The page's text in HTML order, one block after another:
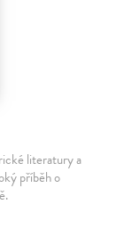
literatury a
příběh o